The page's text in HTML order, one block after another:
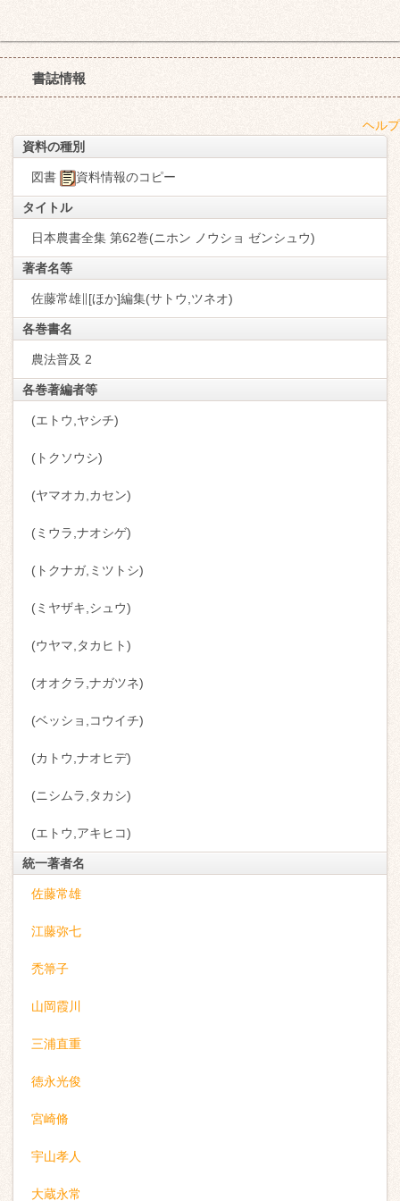
書誌情報
ヘルプ
資料の種別
図書 資料情報のコピー
タイトル
日本農書全集 第62巻(ニホン ノウショ ゼンシュウ)
著者名等
佐藤常雄∥[ほか]編集(サトウ,ツネオ)
各巻書名
農法普及 2
各巻著編者等
(エトウ,ヤシチ)
(トクソウシ)
(ヤマオカ,カセン)
(ミウラ,ナオシゲ)
(トクナガ,ミツトシ)
(ミヤザキ,シュウ)
(ウヤマ,タカヒト)
(オオクラ,ナガツネ)
(ベッショ,コウイチ)
(カトウ,ナオヒデ)
(ニシムラ,タカシ)
(エトウ,アキヒコ)
統一著者名
佐藤常雄
江藤弥七
禿箒子
山岡霞川
三浦直重
徳永光俊
宮崎脩
宇山孝人
大蔵永常